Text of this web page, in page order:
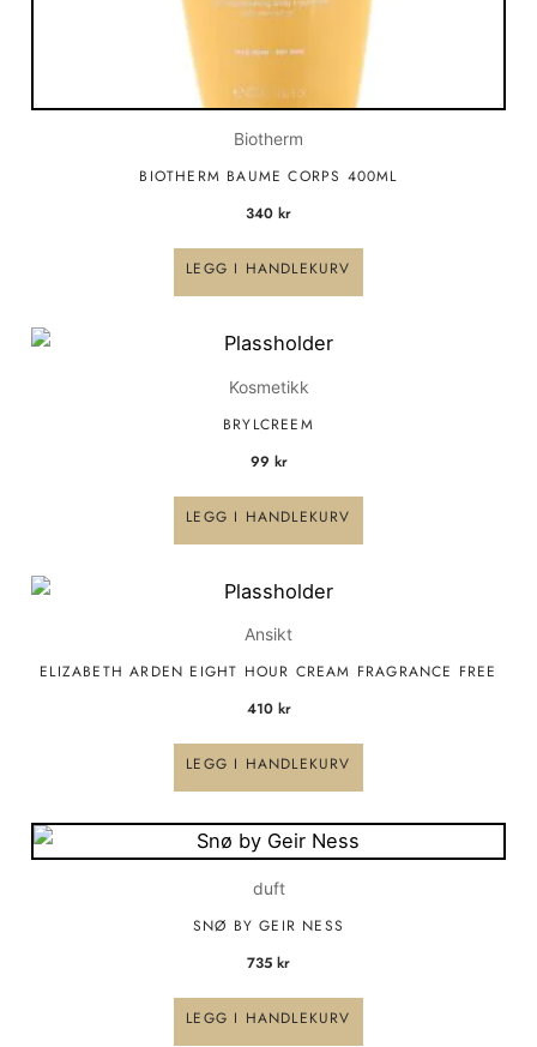
Biotherm
BIOTHERM BAUME CORPS 400ML
340 kr
LEGG I HANDLEKURV
Kosmetikk
BRYLCREEM
99 kr
LEGG I HANDLEKURV
Ansikt
ELIZABETH ARDEN EIGHT HOUR CREAM FRAGRANCE FREE
410 kr
LEGG I HANDLEKURV
duft
SNØ BY GEIR NESS
735 kr
LEGG I HANDLEKURV